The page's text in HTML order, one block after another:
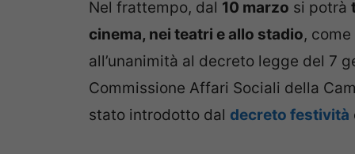
Nel frattempo, dal 10 marzo si potrà
cinema, nei teatri e allo stadio,
all’unanimità al decreto legge del 7
Commissione Affari Sociali della
stato introdotto dal decreto festività